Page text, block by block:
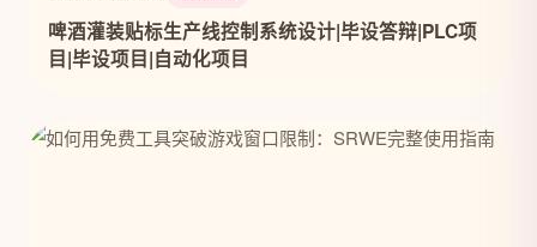
啤酒灌装贴标生产线控制系统设计|毕设答辩|PLC项
目|毕设项目|自动化项目